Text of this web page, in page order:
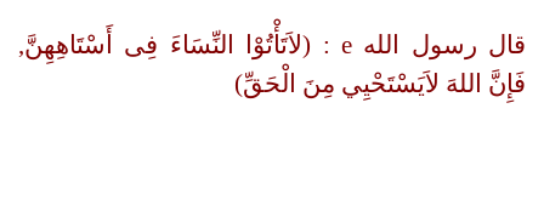
قال رسول اللهe : (لاَتَأْتُوْا النِّسَاءَ فِى أَسْتَاهِهِنَّ,
فَإِنَّ اللهَ لاَيَسْتَحْيِي مِنَ الْحَقِّ)